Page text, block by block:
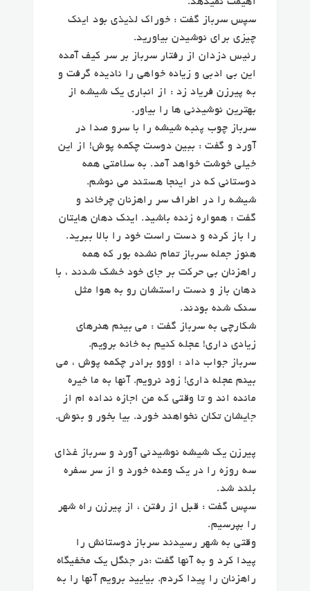
سپس سرباز گفت : خوراک لذیذی بود اینک
چیزی برای نوشیدن بیاورید.
رئیس دزدان از رفتار سرباز بر سر کیف آمده
این بی ادبی و زیاده خواهی را نادیده گرفت و
به پیرزن فریاد زد : از انباری یک شیشه از
بهترین نوشیدنی ها را بیاور.
سرباز چوب پنبه شیشه را با سرو صدا در
آورد و گفت : ببین دوست چکمه پوش! از این
خیلی خوشت خواهد آمد. به سلامتی همه
دوستانی که در اینجا هستند می نوشم.
شیشه را در اطراف سر راهزنان چرخاند و
گفت : همواره زنده باشید. اینک دهان هایتان
را باز کرده و دست راست خود را بالا ببرید.
هنوز جمله سرباز تمام نشده بور که همه
راهزنان بی حرکت بر جای خود خشک شدند ، با
دهان باز و دست راستشان رو به هوا مثل
سنک شده بودند.
شکارچی به سرباز گفت : می بینم هنرهای
زیادی داری! عجله کنیم به خانه برویم.
سرباز جواب داد : اووو برادر چکمه پوش ، می
بینم عجله داری! زود نرویم. آنها به ما خیره
مانده اند و تا وقتی که من اجازه نداده ام از
جایشان تکان نخواهند خورد. بیا بخور و بنوش.
پیرزن یک شیشه نوشیدنی آورد و سرباز غذای
سه روزه را در یک وعده خورد و از سر سفره
بلند شد.
سپس گفت : قبل از رفتن ، از پیرزن راه شهر
را بپرسیم.
وقتی به شهر رسیدند سرباز دوستانش را
پیدا کرد و به آنها گفت :‌در جنگل یک مخفیگاه
راهزنان را پیدا کردم. بیایید برویم آنها را به